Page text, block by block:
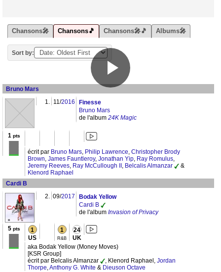
Chansons🎤 Chansons🎵 Chansons🎤🎵 Albums🎤
Sort by:
Bruno Mars
1. 11/2016
Finesse
Bruno Mars
de l'album 24K Magic
1 pts
écrit par Bruno Mars, Philip Lawrence, Christopher Brody
Brown, James Fauntleroy, Jonathan Yip, Ray Romulus,
Jeremy Reeves, Ray McCullough II , Belcalis Almanzar
&
Klenord Raphael
Cardi B
2. 09/2017
Bodak Yellow
Cardi B
de l'album Invasion of Privacy
5pts 1
US
1
R&B
24
UK
aka Bodak Yellow (Money Moves)
[KSR Group]
écrit par Belcalis Almanzar
, Klenord Raphael, Jordan
Thorpe,Anthony G. White & Dieuson Octave